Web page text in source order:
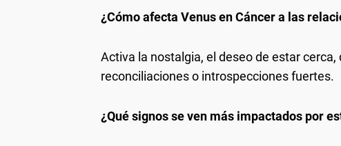
¿Cómo afecta Venus en Cáncer a las
Activa la nostalgia, el deseo de estar
reconciliaciones o introspecciones fuertes.
¿Qué signos se ven más impactados por